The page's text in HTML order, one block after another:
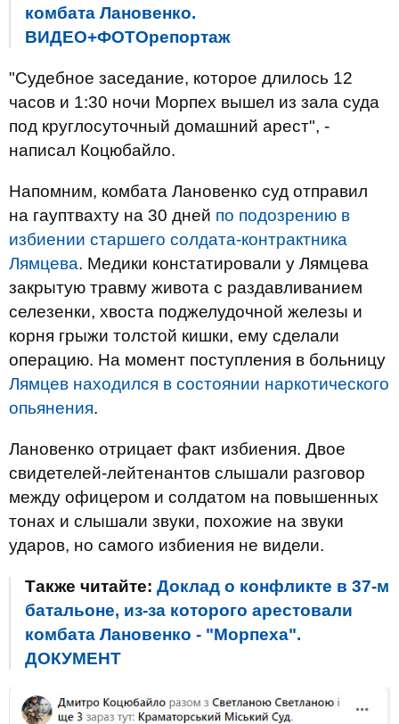
комбата Лановенко.
ВИДЕО+ФОТОрепортаж
"Судебное заседание, которое длилось 12
часов и 1:30 ночи Морпех вышел из зала суда
под круглосуточный домашний арест", -
написал Коцюбайло.
Напомним, комбата Лановенко суд отправил
на гауптвахту на 30 дней по подозрению в
избиении старшего солдата-контрактника
Лямцева. Медики констатировали у Лямцева
закрытую травму живота с раздавливанием
селезенки, хвоста поджелудочной железы и
корня грыжи толстой кишки, ему сделали
операцию. На момент поступления в больницу
Лямцев находился в состоянии наркотического
опьянения.
Лановенко отрицает факт избиения. Двое
свидетелей-лейтенантов слышали разговор
между офицером и солдатом на повышенных
тонах и слышали звуки, похожие на звуки
ударов, но самого избиения не видели.
Также читайте: Доклад о конфликте в 37-м
батальоне, из-за которого арестовали
комбата Лановенко - "Морпеха".
ДОКУМЕНТ